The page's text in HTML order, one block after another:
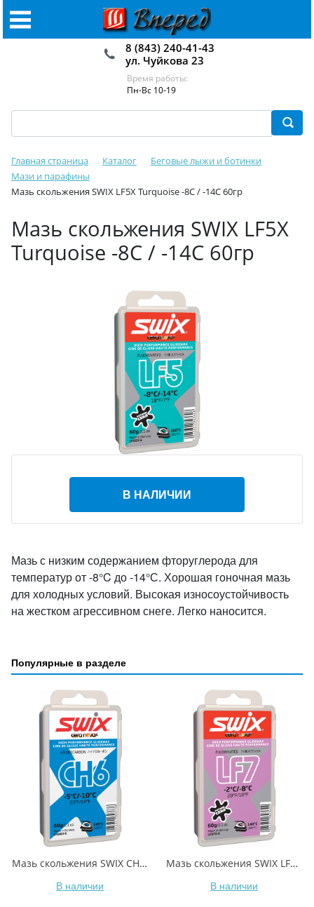
8 (843) 240-41-43
ул. Чуйкова 23
Время работы:
Пн-Вс 10-19
Главная страница Каталог
Беговые лыжи и ботинки
Мази и парафины
Мазь скольжения SWIX LF5X Turquoise -8C / -14C 60гр
Мазь скольжения SWIX LF5X
Turquoise -8C / -14C 60гр
В НАЛИЧИИ
Мазь с низким содержанием фторуглерода для
температур от -8°C до -14°С. Хорошая гоночная мазь
для холодных условий. Высокая износоустойчивость
на жестком агрессивном снеге. Легко наносится.
Популярные в разделе
Мазь скольжения SWIX CH6X Blue -5C / -10C 60гр
В наличии
Мазь скольжения SWIX LF7X Violet -2C / -8C 60гр
В наличии